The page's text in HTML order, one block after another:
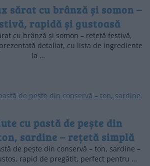
sărat cu brânză și somon –
rapidă și gustoasă
cu brânză și somon – rețetă festivă,
detaliat, cu lista de ingrediente
la …
cu pastă de pește din
sardine – rețetă simplă
de pește din conservă – ton, sardine –
rapid de pregătit, perfect pentru …